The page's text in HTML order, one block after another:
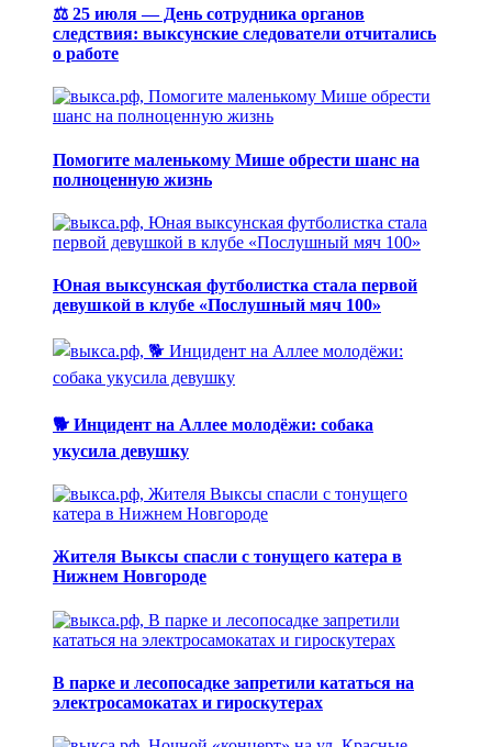
⚖️ 25 июля — День сотрудника органов
следствия: выксунские следователи отчитались
о работе
Помогите маленькому Мише обрести шанс на
полноценную жизнь
Юная выксунская футболистка стала первой
девушкой в клубе «Послушный мяч 100»
🐕 Инцидент на Аллее молодёжи: собака
укусила девушку
Жителя Выксы спасли с тонущего катера в
Нижнем Новгороде
В парке и лесопосадке запретили кататься на
электросамокатах и гироскутерах